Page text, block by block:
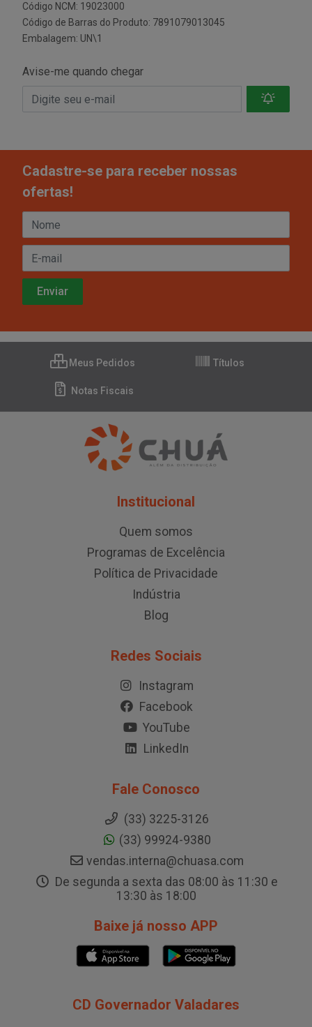
Código NCM: 19023000
Código de Barras do Produto: 7891079013045
Embalagem: UN\1
Avise-me quando chegar
Cadastre-se para receber nossas
ofertas!
Meus Pedidos Títulos
Notas Fiscais
Institucional
Quem somos
Programas de Excelência
Política de Privacidade
Indústria
Blog
Redes Sociais
Instagram
Facebook
YouTube
LinkedIn
Fale Conosco
(33) 3225-3126
(33) 99924-9380
vendas.interna@chuasa.com
De segunda a sexta das 08:00 às 11:30 e
13:30 às 18:00
Baixe já nosso APP
CD Governador Valadares